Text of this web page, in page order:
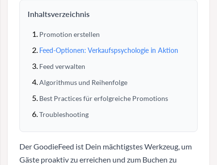
Inhaltsverzeichnis
Promotion erstellen
Feed-Optionen: Verkaufspsychologie in Aktion
Feed verwalten
Algorithmus und Reihenfolge
Best Practices für erfolgreiche Promotions
Troubleshooting
Der GoodieFeed ist Dein mächtigstes Werkzeug, um
Gäste proaktiv zu erreichen und zum Buchen zu